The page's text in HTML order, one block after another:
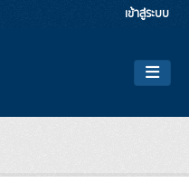
เข้าสู่ระบบ